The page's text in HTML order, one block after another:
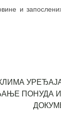
и
ПОНУДА